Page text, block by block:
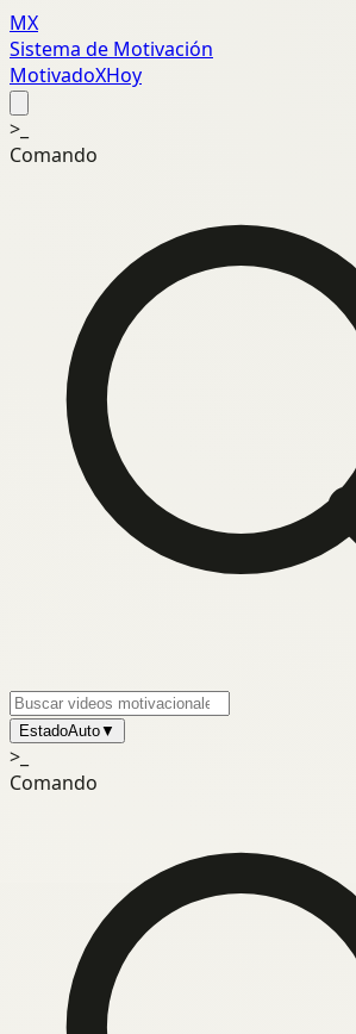
MX
Sistema de Motivación
MotivadoXHoy
>_
Comando
EstadoAuto▼
>_
Comando